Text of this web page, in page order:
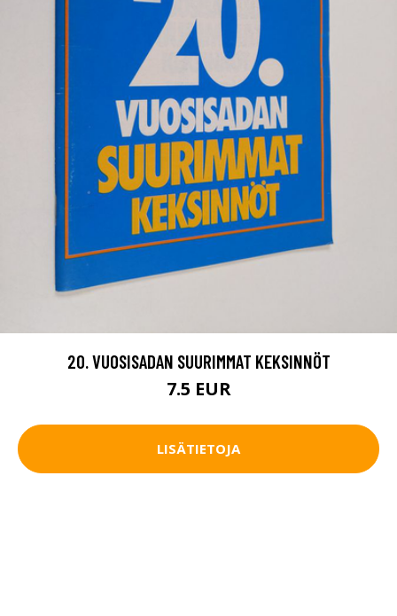
20. VUOSISADAN SUURIMMAT KEKSINNÖT
7.5 EUR
LISÄTIETOJA